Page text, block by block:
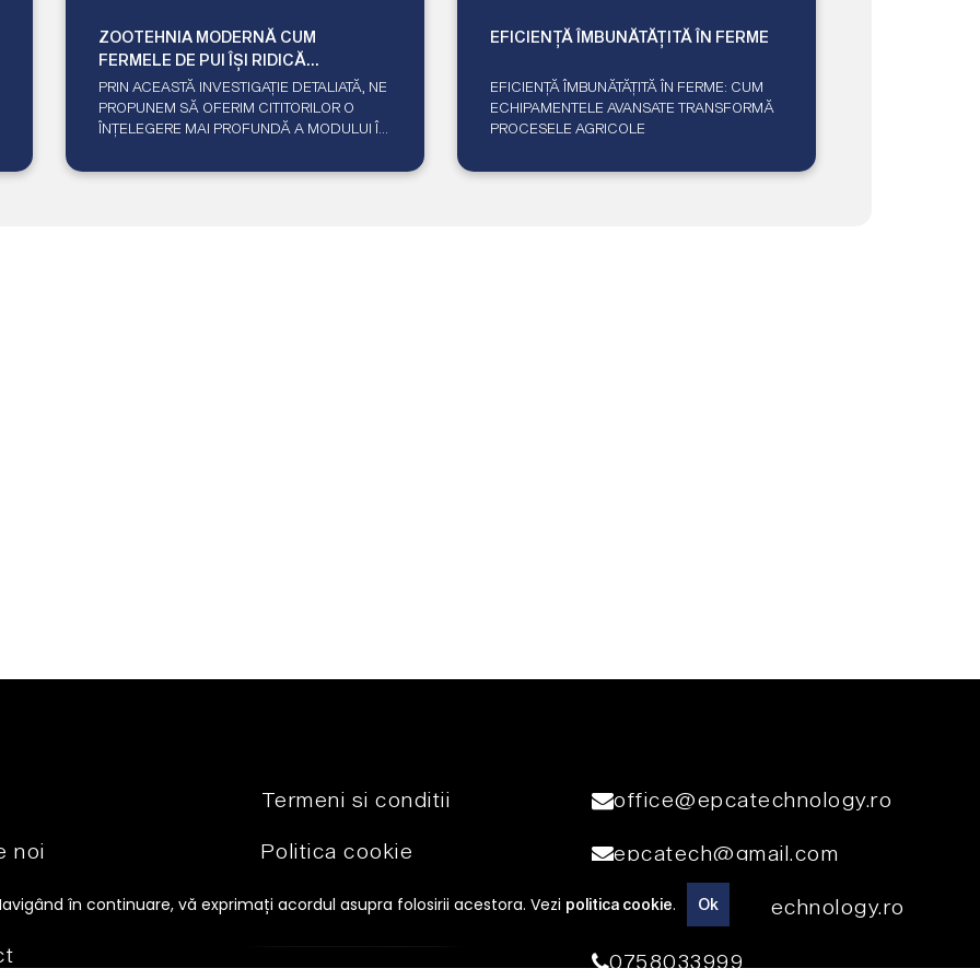
ZOOTEHNIA MODERNĂ CUM
FERMELE DE PUI ÎȘI RIDICĂ
STANDARDUL ÎN SIGURANȚA
ALIMENTARĂ ȘI BUNĂSTAREA
ANIMALĂ
PRIN ACEASTĂ INVESTIGAȚIE DETALIATĂ, NE
PROPUNEM SĂ OFERIM CITITORILOR O
ÎNȚELEGERE MAI PROFUNDĂ A MODULUI ÎN
ZOOTEHNIA MODERNĂ.
EFICIENȚĂ ÎMBUNĂTĂȚITĂ ÎN FERME
EFICIENȚĂ ÎMBUNĂTĂȚITĂ ÎN FERME: CUM
ECHIPAMENTELE AVANSATE TRANSFORMĂ
PROCESELE AGRICOLE
noi
Termeni si conditii
Politica cookie
Politica de
office@epcatechnology.ro
epcatech@gmail.com
vanzari@epcatechnology.ro
0758033999
în continuare, vă exprimați acordul asupra folosirii acestora. Vezi politica cookie. Ok